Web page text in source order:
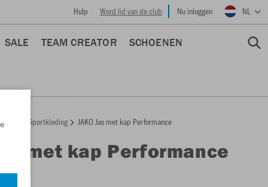
Hulp Word lid van de club Nu inloggen NL
SALE TEAM CREATOR SCHOENEN
Sportkleding JAKO Jas met kap Performance
Jas met kap Performance